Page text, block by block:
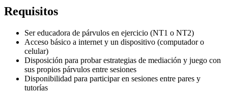
Requisitos
Ser educadora de párvulos en ejercicio (NT1 o NT2)
Acceso básico a internet y un dispositivo (computador o
celular)
Disposición para probar estrategias de mediación y juego con
sus propios párvulos entre sesiones
Disponibilidad para participar en sesiones entre pares y
tutorías